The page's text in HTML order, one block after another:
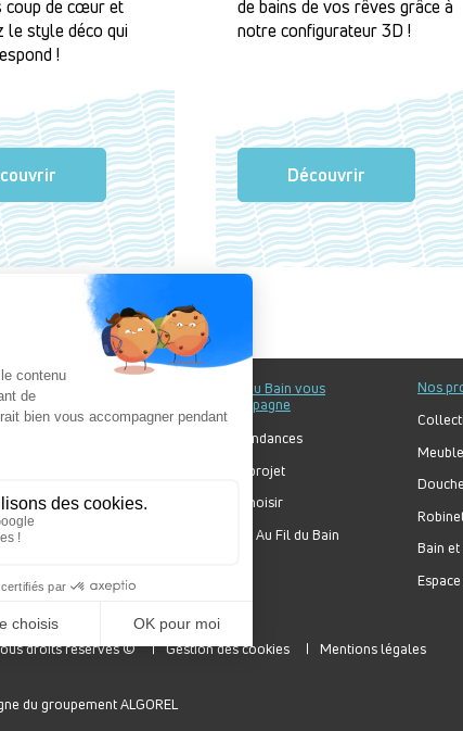
coup de cœur et
le style déco qui
!
de bains de vos rêves grâce à
notre configurateur 3D !
Découvrir
Au fil du Bain
Nos showrooms
Nos engagements
Algorel
Au fil du Bain vous
accompagne
Nos tendances
Votre projet
Bien choisir
Forum Au Fil du Bain
Nos
Douche
Bain
droits réservés © Gestion des cookies Mentions légales
du groupement ALGOREL